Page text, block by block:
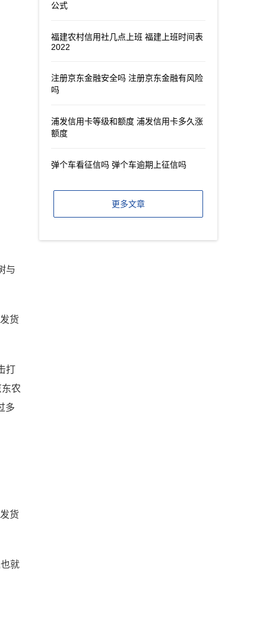
与
货
打
农
多
货
就
公式
福建农村信用社几点上班 福建上班时间表
2022
注册京东金融安全吗 注册京东金融有风险
吗
浦发信用卡等级和额度 浦发信用卡多久涨
额度
弹个车看征信吗 弹个车逾期上征信吗
更多文章